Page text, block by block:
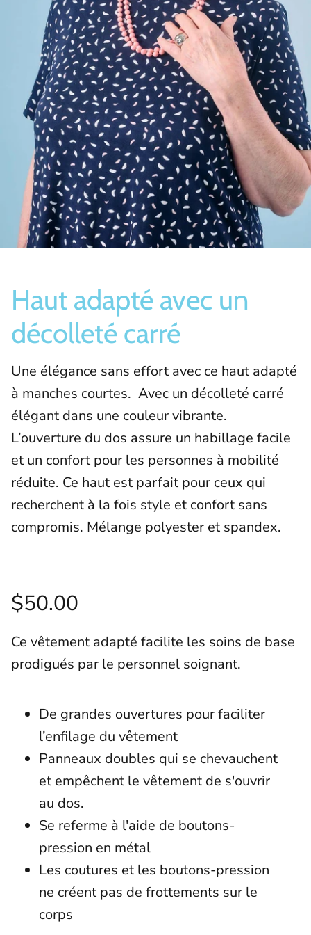
Bas/Chaussettes
Pantoufles
Haut adapté avec un
décolleté carré
Une élégance sans effort avec ce haut adapté
à manches courtes. Avec un décolleté carré
élégant dans une couleur vibrante.
L’ouverture du dos assure un habillage facile
et un confort pour les personnes à mobilité
réduite. Ce haut est parfait pour ceux qui
recherchent à la fois style et confort sans
compromis. Mélange polyester et spandex.
$50.00
Ce vêtement adapté facilite les soins de base
prodigués par le personnel soignant.
De grandes ouvertures pour faciliter
l’enfilage du vêtement
Panneaux doubles qui se chevauchent
et empêchent le vêtement de s'ouvrir
au dos.
Se referme à l'aide de boutons-
pression en métal
Les coutures et les boutons-pression
ne créent pas de frottements sur le
corps